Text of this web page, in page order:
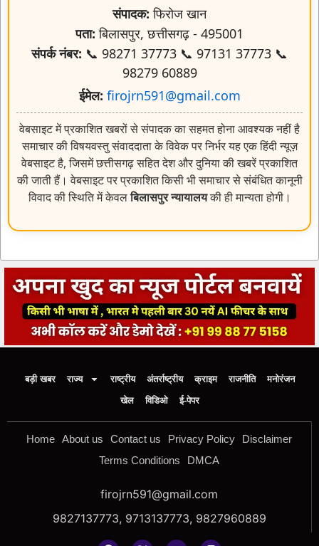
संपादक: फिरोज खान
पता: बिलासपुर, छत्तीसगढ़ - 495001
संपर्क नंबर: 📞 98271 37773 📞 97131 37773 📞
98279 60889
ईमेल: firojrn591@gmail.com
वेबसाइट में प्रकाशित खबरों से संपादक का सहमत होना आवश्यक नहीं है
समाचार की विषयवस्तु संवाददाता के विवेक पर निर्भर यह एक हिंदी न्यूज़
वेबसाइट है, जिसमें छत्तीसगढ़ सहित देश और दुनिया की खबरें प्रकाशित
की जाती हैं। वेबसाइट पर प्रकाशित किसी भी समाचार से संबंधित कानूनी
विवाद की स्थिति में केवलबिलासपुर न्यायालयकी ही मान्यता होगी।
बड़ी खबर राज्य राष्ट्रीय अंतर्राष्ट्रीय क्राइम राजनीति
मनोरंजन
खेल
विडिओ ई-पेपर
Home About us Contact us Privacy Policy
Disclaimer
Terms Conditions
DMCA
firojrn591@gmail.com
9827137773, 9713137773, 9827960889